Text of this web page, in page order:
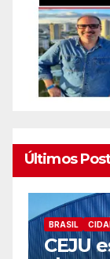
Últimos
BRASIL
CEJU